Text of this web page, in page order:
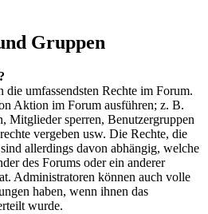
Gruppen
die umfassendsten Rechte im Forum.
Aktion im Forum ausführen; z. B.
Mitglieder sperren, Benutzergruppen
vergeben usw. Die Rechte, die
allerdings davon abhängig, welche
des Forums oder ein anderer
Administratoren können auch volle
haben, wenn ihnen das
wurde.